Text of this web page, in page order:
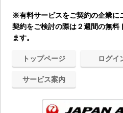
※有料サービスをご契約の企業に
契約をご検討の際は２週間の無料
ます。
トップページ ログイ
サービス案内